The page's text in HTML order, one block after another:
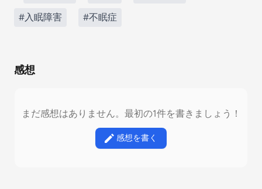
#入眠障害 #不眠症
感想
まだ感想はありません。最初の1件を書きましょう！
感想を書く